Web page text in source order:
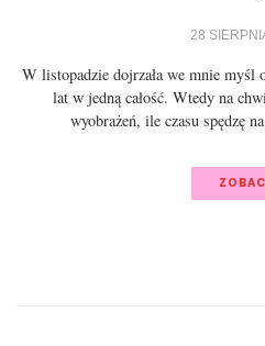
28
W listopadzie dojrzała we mnie myśl
lat w jedną całość. Wtedy na
wyobrażeń, ile czasu spędzę